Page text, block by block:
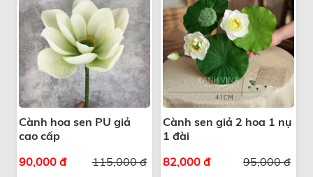
Cành hoa sen PU giả
cao cấp
115,000 đ
90,000 đ
Cành sen giả 2 hoa 1 nụ
1 đài
95,000 đ
82,000 đ